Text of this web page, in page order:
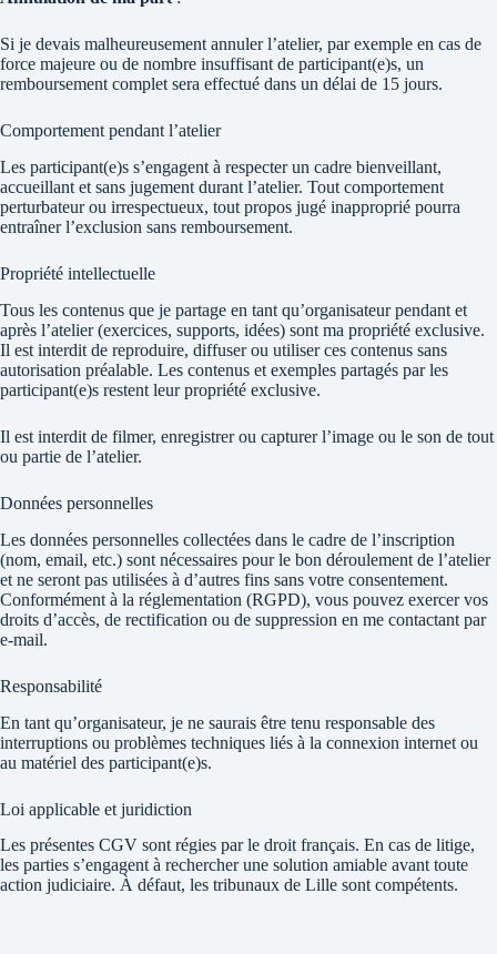
Si je devais malheureusement annuler l’atelier, par exemple en cas de
force majeure ou de nombre insuffisant de participant(e)s, un
remboursement complet sera effectué dans un délai de 15 jours.
Comportement pendant l’atelier
Les participant(e)s s’engagent à respecter un cadre bienveillant,
accueillant et sans jugement durant l’atelier. Tout comportement
perturbateur ou irrespectueux, tout propos jugé inapproprié pourra
entraîner l’exclusion sans remboursement.
Propriété intellectuelle
Tous les contenus que je partage en tant qu’organisateur pendant et
après l’atelier (exercices, supports, idées) sont ma propriété exclusive.
Il est interdit de reproduire, diffuser ou utiliser ces contenus sans
autorisation préalable. Les contenus et exemples partagés par les
participant(e)s restent leur propriété exclusive.
Il est interdit de filmer, enregistrer ou capturer l’image ou le son de tout
ou partie de l’atelier.
Données personnelles
Les données personnelles collectées dans le cadre de l’inscription
(nom, email, etc.) sont nécessaires pour le bon déroulement de l’atelier
et ne seront pas utilisées à d’autres fins sans votre consentement.
Conformément à la réglementation (RGPD), vous pouvez exercer vos
droits d’accès, de rectification ou de suppression en me contactant par
e-mail.
Responsabilité
En tant qu’organisateur, je ne saurais être tenu responsable des
interruptions ou problèmes techniques liés à la connexion internet ou
au matériel des participant(e)s.
Loi applicable et juridiction
Les présentes CGV sont régies par le droit français. En cas de litige,
les parties s’engagent à rechercher une solution amiable avant toute
action judiciaire. À défaut, les tribunaux de Lille sont compétents.